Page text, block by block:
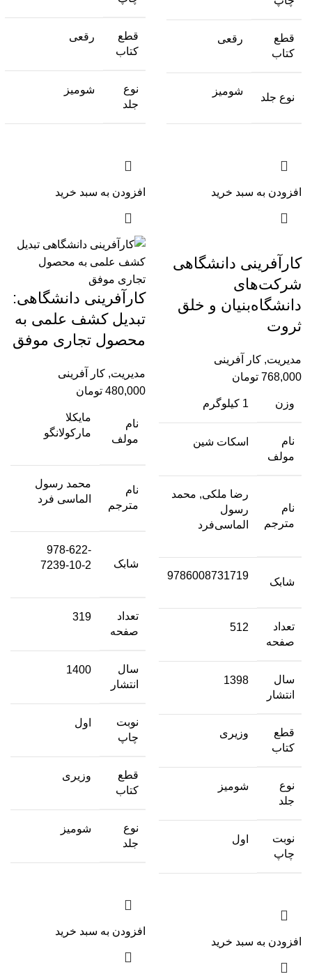
قطع
کتاب
رقعی
نوع جلد
شومیز
افزودن به سبد خرید
قطع
کتاب
رقعی
نوع
جلد
شومیز
افزودن به سبد خرید
کارآفرینی دانشگاهی
شرکت‌‌های
دانشگاه‌‌بنیان و خلق
ثروت
مدیریت, کار آفرینی
768,000 تومان
وزن 1 کیلوگرم
نام
مولف
اسکات شین
نام
مترجم
رضا ملکی, محمد
رسول
الماسی‌فرد
شابک
9786008731719
تعداد
صفحه
512
سال
انتشار
1398
قطع
کتاب
وزیری
نوع
جلد
شومیز
نوبت
چاپ
اول
افزودن به سبد خرید
کارآفرینی دانشگاهی:
تبدیل کشف علمی به
محصول تجاری موفق
مدیریت, کار آفرینی
480,000 تومان
نام
مولف
مایکلا
مارکولانگو
نام
مترجم
محمد رسول
الماسی فرد
شابک
978-622-
7239-10-2
تعداد
صفحه
319
سال
انتشار
1400
نوبت
چاپ
اول
قطع
کتاب
وزیری
نوع
جلد
شومیز
افزودن به سبد خرید